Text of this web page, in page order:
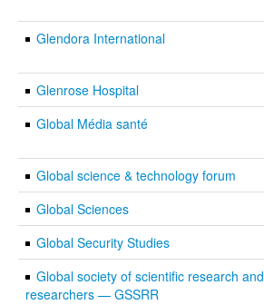
Glendora International
Glenrose Hospital
Global Média santé
Global science & technology forum
Global Sciences
Global Security Studies
Global society of scientific research and
researchers — GSSRR